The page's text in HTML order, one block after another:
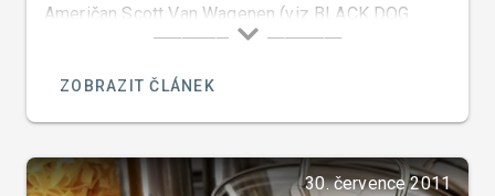
Američan Scott Van Wagenen (viz BLACK DOG
CANTINA) je kuchař, kterého si můžete najmout k
privátní kuchyni, ve vašem nádobí, na vašem
zařízení, z vámi vybraných potravin, eventuálně
božíhodovém porcelánu.
ZOBRAZIT ČLÁNEK
30. července 2011